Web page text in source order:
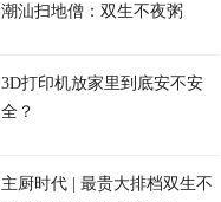
潮汕扫地僧：双生不夜粥
3D打印机放家里到底安不安
全？
主厨时代 | 最贵大排档双生不